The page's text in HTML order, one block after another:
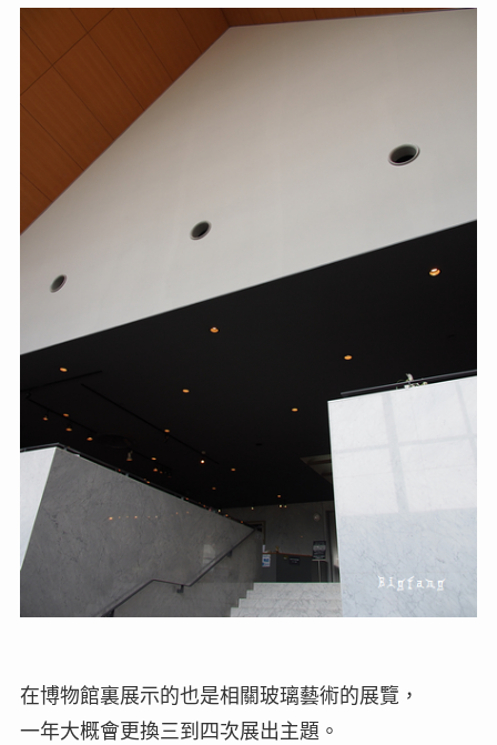
在博物館裏展示的也是相關玻璃藝術的展覽，
一年大概會更換三到四次展出主題。